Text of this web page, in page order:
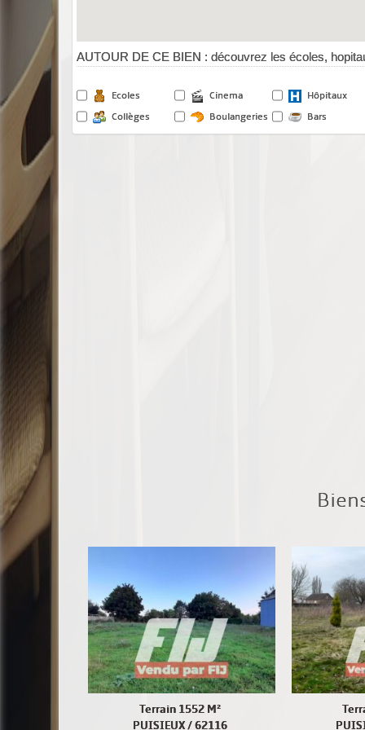
AUTOUR DE CE BIEN : découvrez les écoles,
Ecoles Cinema
Hôpitaux
Collèges
Boulangeries Bars
Terrain 1552 M²
PUISIEUX / 62116